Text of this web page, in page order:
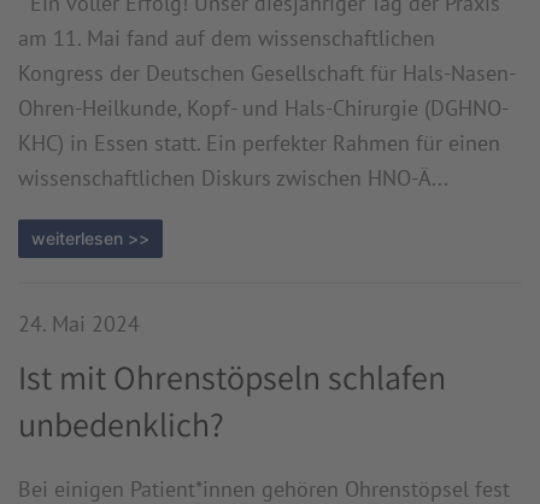
am 11. Mai fand auf dem wissenschaftlichen
Kongress der Deutschen Gesellschaft für Hals-Nasen-
Ohren-Heilkunde, Kopf- und Hals-Chirurgie (DGHNO-
KHC) in Essen statt. Ein perfekter Rahmen für einen
wissenschaftlichen Diskurs zwischen HNO-Ä...
weiterlesen >>
24. Mai 2024
Ist mit Ohrenstöpseln schlafen
unbedenklich?
Bei einigen Patient*innen gehören Ohrenstöpsel fest